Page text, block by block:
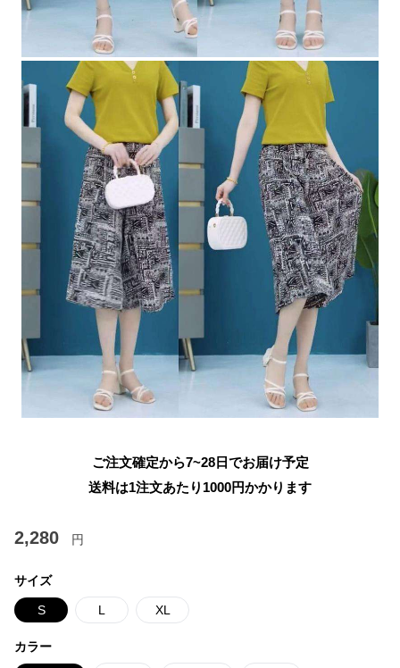
ご注文確定から7~28日でお届け予定
送料は1注文あたり 1000円かかります
2,280 円
サイズ
S L XL
カラー